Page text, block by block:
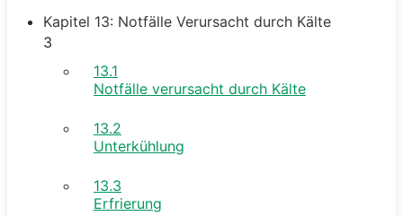
Kapitel 13: Notfälle Verursacht durch Kälte
3
13.1
Notfälle verursacht durch Kälte
13.2
Unterkühlung
13.3
Erfrierung